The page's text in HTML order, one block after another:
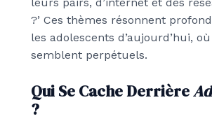
leurs pairs, d’internet et des
?’ Ces thèmes résonnent
les adolescents d’aujourd’hui,
semblent perpétuels.
Qui Se Cache Derrière
?